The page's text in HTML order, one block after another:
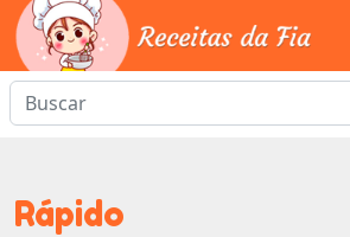
Rápido